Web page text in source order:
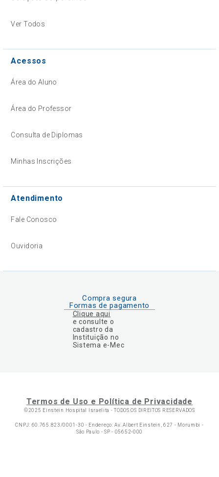
Ver Todos
Acessos
Área do Aluno
Área do Professor
Consulta de Diplomas
Minhas Inscrições
Atendimento
Fale Conosco
Ouvidoria
Compra segura
Formas de pagamento
Clique aqui
e consulte o
cadastro da
Instituição no
Sistema e-Mec
Termos de Uso e Política de Privacidade
©2025 Einstein Hospital Israelita -TODOS OS DIREITOS RESERVADOS
CNPJ: 60.765.823/0001-30 - Endereço: Av. Albert Einstein, 627 - Morumbi -
São Paulo - SP - 05652-000